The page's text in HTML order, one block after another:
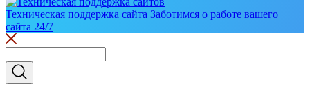
Техническая поддержка сайта Заботимся о работе вашего
сайта 24/7